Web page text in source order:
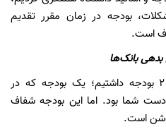
بودجه در زمان مقرر تقدیم
است.
پزشکیان افزود: در گذشته عملا ۲ بودجه داشتیم؛ یک بودجه که در
شما بود. اما این بودجه شفاف
است.